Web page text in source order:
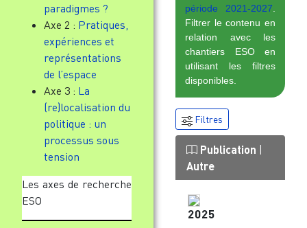
paradigmes ?
Axe 2 : Pratiques,
expériences et
représentations
de l’espace
Axe 3 : La
(re)localisation du
politique : un
processus sous
tension
Les axes de recherche
ESO
période 2021-2027
Filtrer le contenu en
relation avec les
chantiers ESO en
utilisant les filtres
disponibles.
Filtres
Publication
Autre
2025